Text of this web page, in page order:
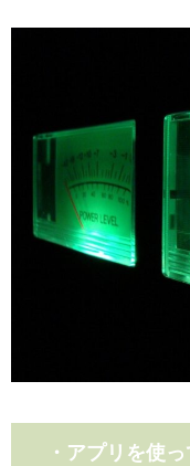
・アプリを使